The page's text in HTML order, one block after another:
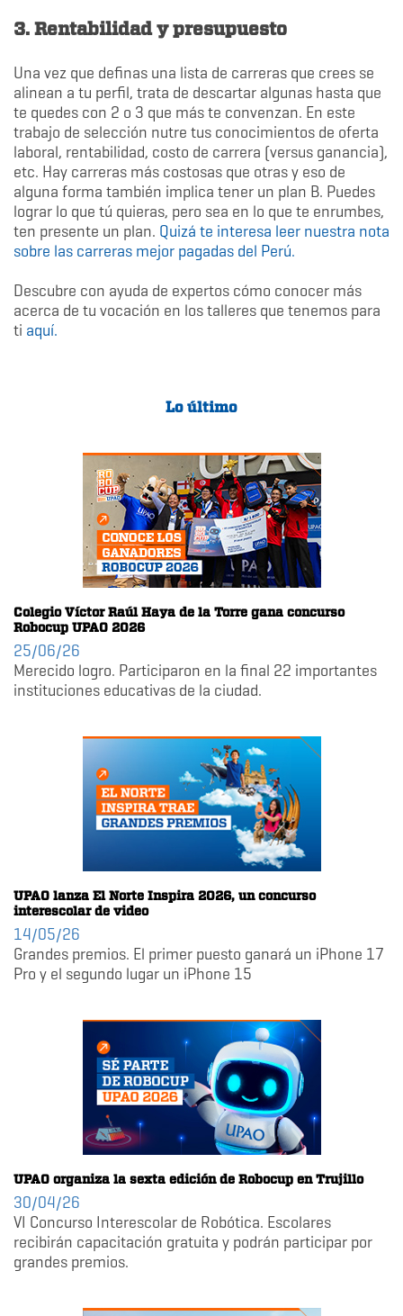
3. Rentabilidad y presupuesto
Una vez que definas una lista de carreras que crees se
alinean a tu perfil, trata de descartar algunas hasta que
te quedes con 2 o 3 que más te convenzan. En este
trabajo de selección nutre tus conocimientos de oferta
laboral, rentabilidad, costo de carrera (versus ganancia),
etc. Hay carreras más costosas que otras y eso de
alguna forma también implica tener un plan B. Puedes
lograr lo que tú quieras, pero sea en lo que te enrumbes,
ten presente un plan. Quizá te interesa leer nuestra nota
sobre las carreras mejor pagadas del Perú.
Descubre con ayuda de expertos cómo conocer más
acerca de tu vocación en los talleres que tenemos para
ti aquí.
Lo último
Colegio Víctor Raúl Haya de la Torre gana concurso
Robocup UPAO 2026
25/06/26
Merecido logro. Participaron en la final 22 importantes
instituciones educativas de la ciudad.
UPAO lanza El Norte Inspira 2026, un concurso
interescolar de video
14/05/26
Grandes premios. El primer puesto ganará un iPhone 17
Pro y el segundo lugar un iPhone 15
UPAO organiza la sexta edición de Robocup en Trujillo
30/04/26
VI Concurso Interescolar de Robótica. Escolares
recibirán capacitación gratuita y podrán participar por
grandes premios.